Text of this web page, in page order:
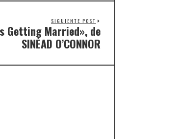
SIGUIENTE POST
Getting Married», de
SINÉAD O’CONNOR